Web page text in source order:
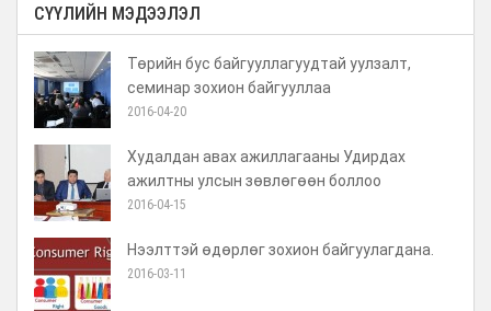
СҮҮЛИЙН МЭДЭЭЛЭЛ
Төрийн бус байгууллагуудтай уулзалт,
семинар зохион байгууллаа
2016-04-20
Худалдан авах ажиллагааны Удирдах
ажилтны улсын зөвлөгөөн боллоо
2016-04-15
Нээлттэй өдөрлөг зохион байгуулагдана.
2016-03-11